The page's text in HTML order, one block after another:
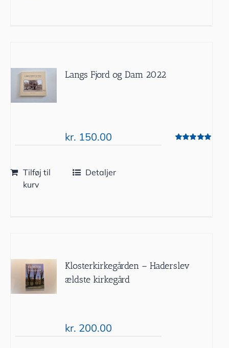
Langs Fjord og Dam 2022
kr. 150.00
Tilføj til
kurv
Detaljer
Klosterkirkegården – Haderslev
ældste kirkegård
kr. 200.00